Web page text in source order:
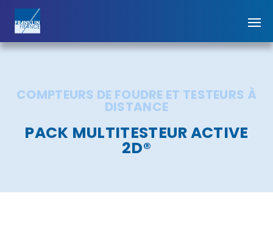
COMPTEURS DE FOUDRE ET TESTEURS À
DISTANCE
PACK MULTITESTEUR ACTIVE
2D®